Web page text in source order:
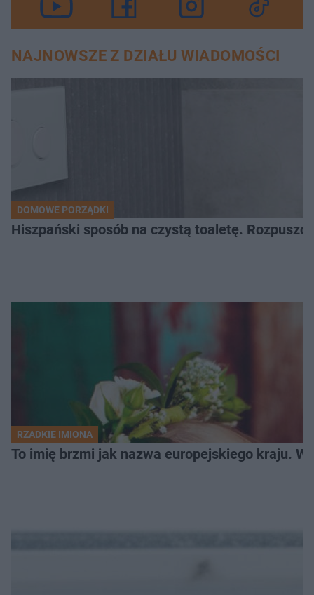
NAJNOWSZE Z DZIAŁU WIADOMOŚCI
DOMOWE PORZĄDKI
Hiszpański sposób na czystą toaletę.
RZADKIE IMIONA
To imię brzmi jak nazwa europejskiego kraju.